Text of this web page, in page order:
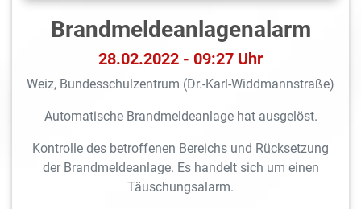
Brandmeldeanlagen­alarm
28.02.2022 - 09:27 Uhr
Weiz, Bundesschulzentrum (Dr.-Karl-Widdmannstraße)
Automatische Brandmeldeanlage hat ausgelöst.
Kontrolle des betroffenen Bereichs und Rücksetzung
der Brandmeldeanlage. Es handelt sich um einen
Täuschungsalarm.